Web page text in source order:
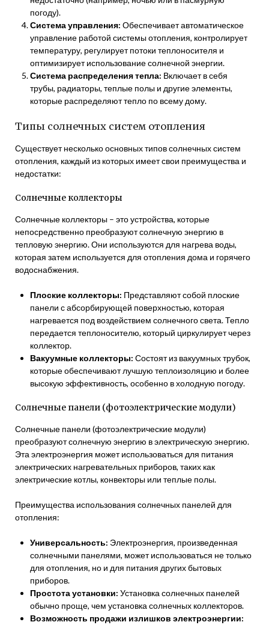
погоду).
Система управления: Обеспечивает автоматическое
управление работой системы отопления, контролирует
температуру, регулирует потоки теплоносителя и
оптимизирует использование солнечной энергии.
Система распределения тепла: Включает в себя
трубы, радиаторы, теплые полы и другие элементы,
которые распределяют тепло по всему дому.
Типы солнечных систем отопления
Существует несколько основных типов солнечных систем
отопления, каждый из которых имеет свои преимущества и
недостатки:
Солнечные коллекторы
Солнечные коллекторы – это устройства, которые
непосредственно преобразуют солнечную энергию в
тепловую энергию. Они используются для нагрева воды,
которая затем используется для отопления дома и горячего
водоснабжения.
Плоские коллекторы: Представляют собой плоские
панели с абсорбирующей поверхностью, которая
нагревается под воздействием солнечного света. Тепло
передается теплоносителю, который циркулирует через
коллектор.
Вакуумные коллекторы: Состоят из вакуумных трубок,
которые обеспечивают лучшую теплоизоляцию и более
высокую эффективность, особенно в холодную погоду.
Солнечные панели (фотоэлектрические модули)
Солнечные панели (фотоэлектрические модули)
преобразуют солнечную энергию в электрическую энергию.
Эта электроэнергия может использоваться для питания
электрических нагревательных приборов, таких как
электрические котлы, конвекторы или теплые полы.
Преимущества использования солнечных панелей для
отопления:
Универсальность: Электроэнергия, произведенная
солнечными панелями, может использоваться не только
для отопления, но и для питания других бытовых
приборов.
Простота установки: Установка солнечных панелей
обычно проще, чем установка солнечных коллекторов.
Возможность продажи излишков электроэнергии: